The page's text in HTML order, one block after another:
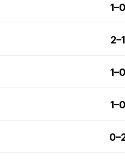
1–0
2–1
1–0
1–0